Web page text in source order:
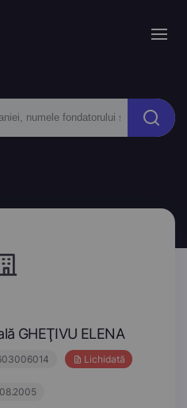
GHEŢIVU ELENA
Lichidată